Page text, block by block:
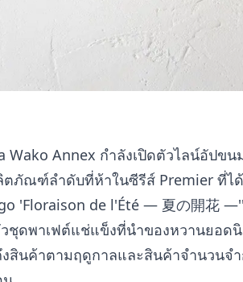
Wako Annex กำลังเปิดตัวไลน์อัป
ตภัณฑ์ลำดับที่ห้าในซีรีส์ Premier ที่ไ
'Floraison de l'Été — 夏の開花
ชุดพาเฟต์แช่แข็งที่นำของหวานยอด
สินค้าตามฤดูกาลและสินค้าจำนวนจ